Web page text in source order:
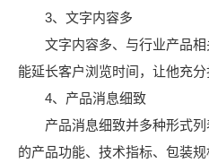
3、文字内容多
文字内容多、与行业产品相
能延长客户浏览时间，让他充
4、产品消息细致
产品消息细致并多种形式列
的产品功能、技术指标、包装